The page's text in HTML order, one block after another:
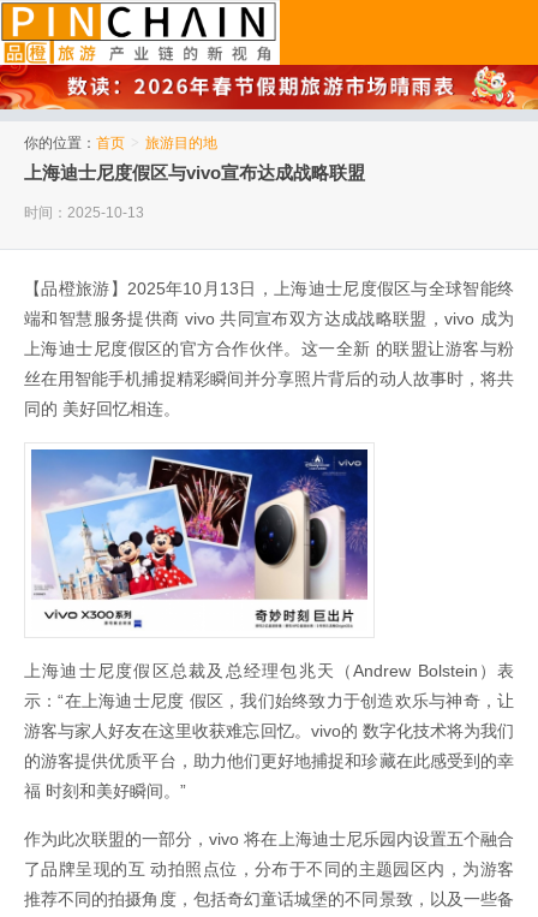
你的位置： 首页 > 旅游目的地
上海迪士尼度假区与vivo宣布达成战略联盟
时间：2025-10-13
【品橙旅游】2025年10月13日，上海迪士尼度假区与全球智能终
端和智慧服务提供商 vivo 共同宣布双方达成战略联盟，vivo 成为
上海迪士尼度假区的官方合作伙伴。这一全新 的联盟让游客与粉
丝在用智能手机捕捉精彩瞬间并分享照片背后的动人故事时，将共
同的 美好回忆相连。
上海迪士尼度假区总裁及总经理包兆天（Andrew Bolstein）表
示：“在上海迪士尼度 假区，我们始终致力于创造欢乐与神奇，让
游客与家人好友在这里收获难忘回忆。vivo的 数字化技术将为我们
的游客提供优质平台，助力他们更好地捕捉和珍藏在此感受到的幸
福 时刻和美好瞬间。”
作为此次联盟的一部分，vivo 将在上海迪士尼乐园内设置五个融合
了品牌呈现的互 动拍照点位，分布于不同的主题园区内，为游客
推荐不同的拍摄角度，包括奇幻童话城堡的不同景致，以及一些备